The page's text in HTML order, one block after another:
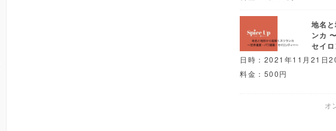
地名
ンカ
セイ
日時：2021年11月21日
料金：500円
オ